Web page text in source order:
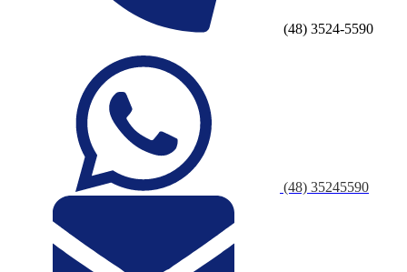
(48) 3524-5590
(48) 35245590